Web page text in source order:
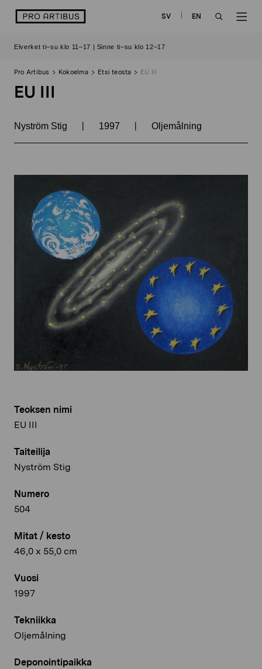
sisältöön
logo SV
EN
Elverket ti–su klo 11–17 | Sinne ti–su klo 12–17
Pro Artibus Kokoelma Etsi teosta EU III
EU III
Nyström Stig | 1997 | Oljemålning
Teoksen nimi
EU III
Taiteilija
Nyström Stig
Numero
504
Mitat / kesto
46,0 x 55,0 cm
Vuosi
1997
Tekniikka
Oljemålning
Deponointipaikka